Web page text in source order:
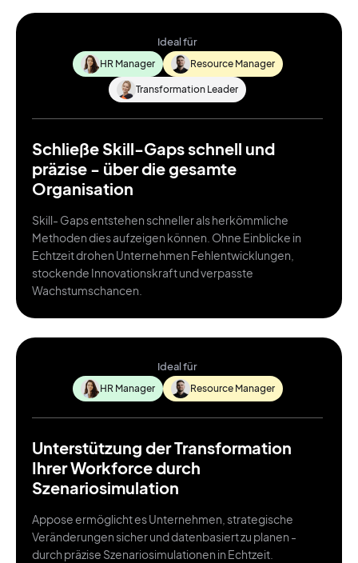
Ideal für
HR Manager Resource Manager
Transformation Leader
Schließe Skill-Gaps schnell und
präzise - über die gesamte
Organisation
Skill- Gaps entstehen schneller als herkömmliche
Methoden dies aufzeigen können. Ohne Einblicke in
Echtzeit drohen Unternehmen Fehlentwicklungen,
stockende Innovationskraft und verpasste
Wachstumschancen.
Ideal für
HR Manager Resource Manager
Unterstützung der Transformation
Ihrer Workforce durch
Szenariosimulation
Appose ermöglicht es Unternehmen, strategische
Veränderungen sicher und datenbasiert zu planen -
durch präzise Szenariosimulationen in Echtzeit.